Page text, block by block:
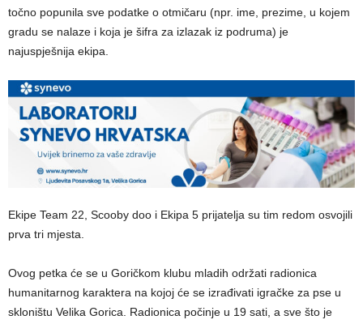
točno popunila sve podatke o otmičaru (npr. ime, prezime, u kojem
gradu se nalaze i koja je šifra za izlazak iz podruma) je
najuspješnija ekipa.
Ekipe Team 22, Scooby doo i Ekipa 5 prijatelja su tim redom osvojili
prva tri mjesta.
Ovog petka će se u Goričkom klubu mladih održati radionica
humanitarnog karaktera na kojoj će se izrađivati igračke za pse u
skloništu Velika Gorica. Radionica počinje u 19 sati, a sve što je